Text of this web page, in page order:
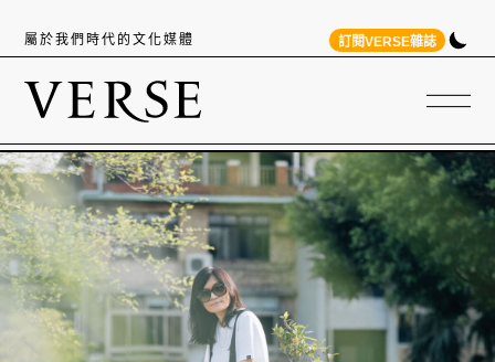
屬於我們時代的文化媒體 訂閱VERSE雜誌